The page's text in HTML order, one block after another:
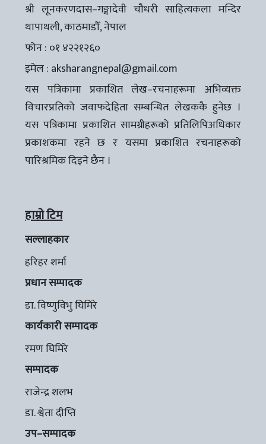
श्री लूनकरणदास–गङ्गादेवी चौधरी साहित्यकला मन्दिर
थापाथली, काठमाडौँ, नेपाल
फोन : ०१ ४२२१२६०
इमेल : aksharangnepal@gmail.com
यस पत्रिकामा प्रकाशित लेख–रचनाहरूमा अभिव्यक्त
विचारप्रतिको जवाफदेहिता सम्बन्धित लेखककै हुनेछ ।
यस पत्रिकामा प्रकाशित सामग्रीहरूको प्रतिलिपिअधिकार
प्रकाशकमा रहने छ र यसमा प्रकाशित रचनाहरूको
पारिश्रमिक दिइने छैन ।
हाम्रो टिम
सल्लाहकार
हरिहर शर्मा
प्रधान सम्पादक
डा. विष्णुविभु घिमिरे
कार्यकारी सम्पादक
रमण घिमिरे
सम्पादक
राजेन्द्र शलभ
डा. श्वेता दीप्ति
उप–सम्पादक